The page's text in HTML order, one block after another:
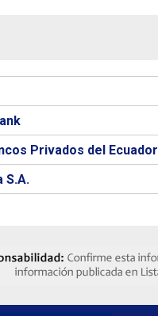
Privados del Ecuador
S.A.